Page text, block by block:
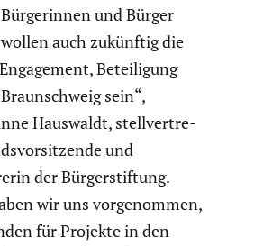
und Bürger
auch zukünftig die
Betei­li­gung
sein“,
Hauswaldt, stell­ver­tre­
und
der Bürger­stif­tung.
wir uns vorge­nommen,
für Projekte in den